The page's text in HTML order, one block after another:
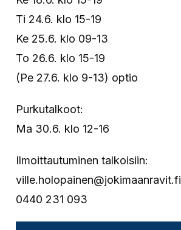
Ti 24.6. klo 15-19
Ke 25.6. klo 09-13
To 26.6. klo 15-19
(Pe 27.6. klo 9-13) optio
Purkutalkoot:
Ma 30.6. klo 12-16
Ilmoittautuminen talkoisiin:
ville.holopainen@jokimaanravit.fi
0440 231 093